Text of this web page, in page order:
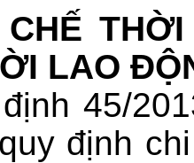
CHẾ
LAO
45/
định